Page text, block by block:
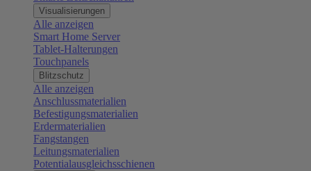
Visualisierungen
Alle anzeigen
Smart Home Server
Tablet-Halterungen
Touchpanels
Blitzschutz
Alle anzeigen
Anschlussmaterialien
Befestigungsmaterialien
Erdermaterialien
Fangstangen
Leitungsmaterialien
Potentialausgleichsschienen